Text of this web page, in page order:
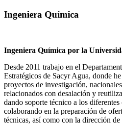
Ingeniera Química
Ingeniera Química por la
Desde 2011 trabajo en el
Estratégicos de Sacyr Agua, donde
proyectos de investigación,
relacionados con desalación y
dando soporte técnico a los
colaborando en la preparación de
técnicas, así como con la dirección